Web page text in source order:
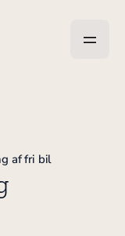
af fri bil